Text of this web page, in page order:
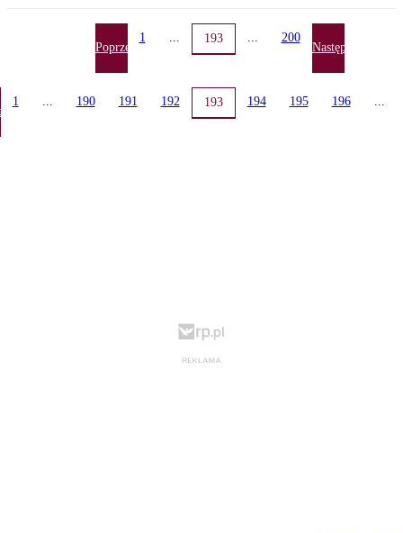
Poprzednia
1 193 200
Następna
1 190 191 192 193 194 195 196